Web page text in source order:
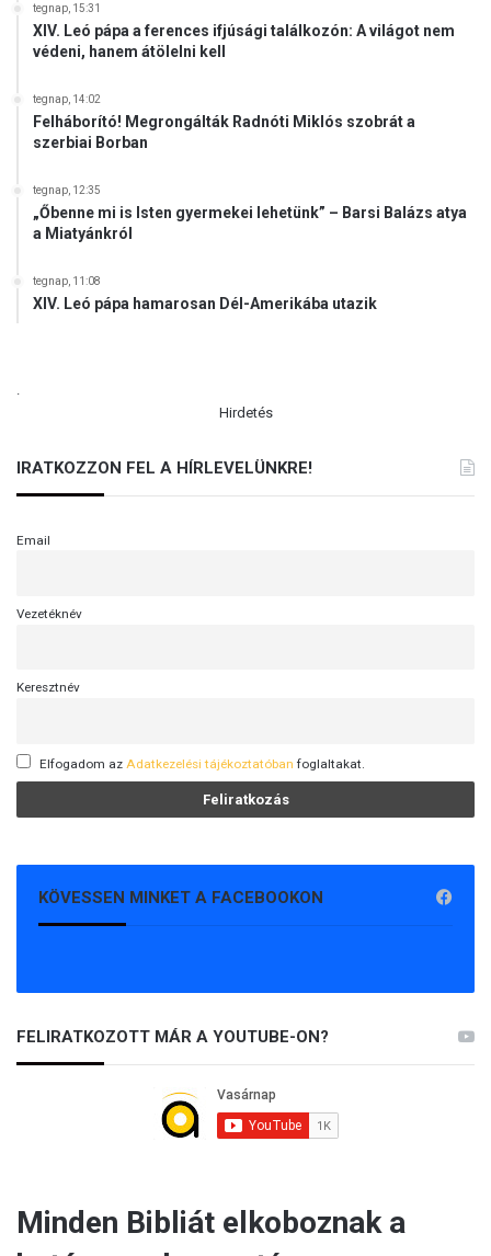
tegnap, 15:31
XIV. Leó pápa a ferences ifjúsági találkozón: A világot nem
védeni, hanem átölelni kell
tegnap, 14:02
Felháborító! Megrongálták Radnóti Miklós szobrát a
szerbiai Borban
tegnap, 12:35
„Őbenne mi is Isten gyermekei lehetünk” – Barsi Balázs atya
a Miatyánkról
tegnap, 11:08
XIV. Leó pápa hamarosan Dél-Amerikába utazik
Hirdetés
IRATKOZZON FEL A HÍRLEVELÜNKRE!
Email
Vezetéknév
Keresztnév
Elfogadom az Adatkezelési tájékoztatóban foglaltakat.
KÖVESSEN MINKET A FACEBOOKON
FELIRATKOZOTT MÁR A YOUTUBE-ON?